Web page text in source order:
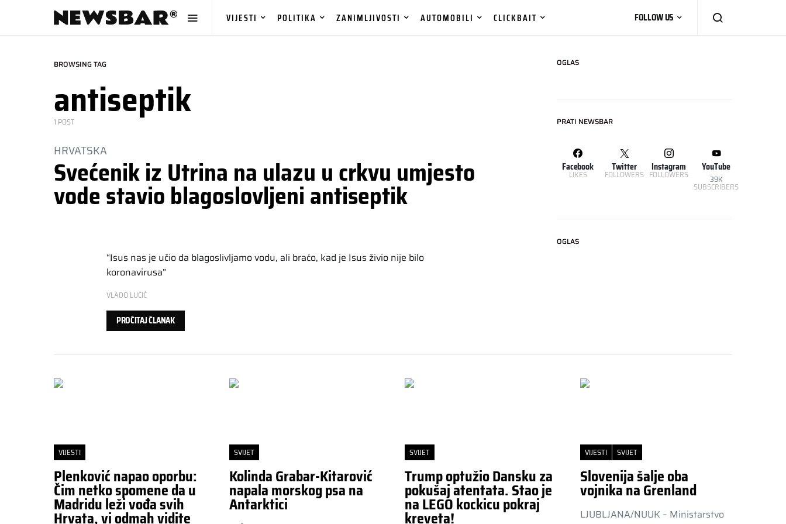
VIJESTI POLITIKA ZANIMLJIVOSTI AUTOMOBILI CLICKBAIT FOLLOW US
BROWSING TAG
antiseptik
1 POST
HRVATSKA
Svećenik iz Utrina na ulazu u crkvu umjesto
vode stavio blagoslovljeni antiseptik
“Isus nas je učio da blagoslivljamo vodu, ali braćo, kad je Isus živio nije bilo
koronavirusa”
VLADO LUCIĆ
PROČITAJ ČLANAK
OGLAS
PRATI NEWSBAR
Facebook
LIKES
Twitter
FOLLOWERS
Instagram
FOLLOWERS
YouTube
39K
SUBSCRIBERS
OGLAS
VIJESTI
Plenković napao oporbu:
Čim netko spomene da u
Madridu leži vođa svih
Hrvata, vi odmah vidite
SVIJET
Kolinda Grabar-Kitarović
napala morskog psa na
Antarktici
SVIJET
Trump optužio Dansku za
pokušaj atentata. Stao je
na LEGO kockicu pokraj
kreveta!
VIJESTI SVIJET
Slovenija šalje oba
vojnika na Grenland
LJUBLJANA/NUUK – Ministarstvo